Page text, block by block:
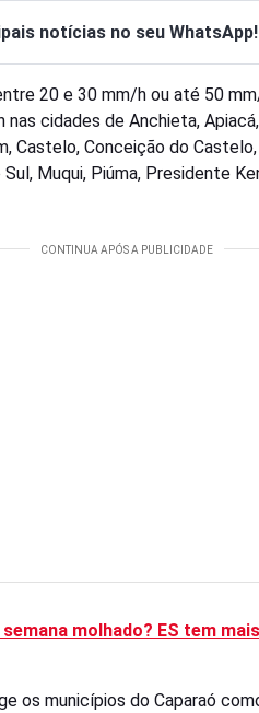
notícias no seu
20 e 30 mm/h ou até 50
cidades de Anchieta,
Castelo, Conceição do
Muqui, Piúma, Presidente
semana molhado? ES tem
os municípios do Caparaó